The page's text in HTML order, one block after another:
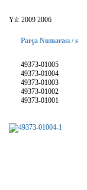
Yıl:
Parça Numarası / s
49373-01005
49373-01004
49373-01003
49373-01002
49373-01001